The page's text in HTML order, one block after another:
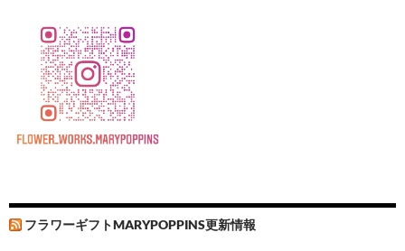
フラワーギフトMARYPOPPINS更新情報